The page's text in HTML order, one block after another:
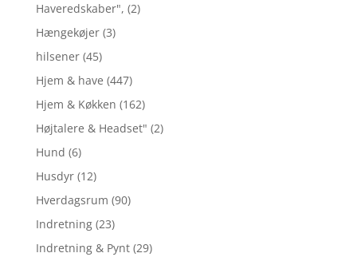
Haveredskaber", (2)
Hængekøjer (3)
hilsener (45)
Hjem & have (447)
Hjem & Køkken (162)
Højtalere & Headset" (2)
Hund (6)
Husdyr (12)
Hverdagsrum (90)
Indretning (23)
Indretning & Pynt (29)